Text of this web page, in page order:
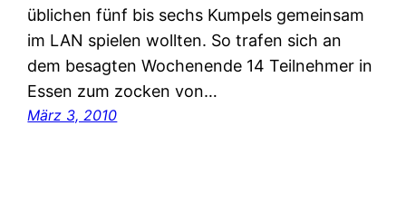
üblichen fünf bis sechs Kumpels gemeinsam
im LAN spielen wollten. So trafen sich an
dem besagten Wochenende 14 Teilnehmer in
Essen zum zocken von…
März 3, 2010